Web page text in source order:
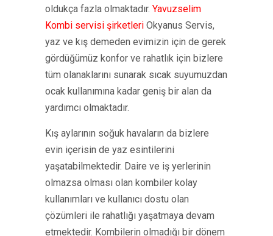
oldukça fazla olmaktadır. Yavuzselim
Kombi servisi şirketleri Okyanus Servis,
yaz ve kış demeden evimizin için de gerek
gördüğümüz konfor ve rahatlık için bizlere
tüm olanaklarını sunarak sıcak suyumuzdan
ocak kullanımına kadar geniş bir alan da
yardımcı olmaktadır.
Kış aylarının soğuk havaların da bizlere
evin içerisin de yaz esintilerini
yaşatabilmektedir. Daire ve iş yerlerinin
olmazsa olması olan kombiler kolay
kullanımları ve kullanıcı dostu olan
çözümleri ile rahatlığı yaşatmaya devam
etmektedir. Kombilerin olmadığı bir dönem